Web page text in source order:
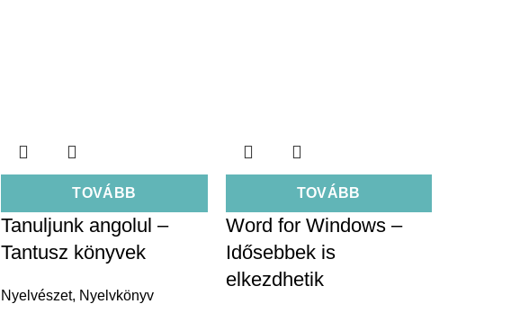
TOVÁBB
Tanuljunk angolul –
Tantusz könyvek
Nyelvészet, Nyelvkönyv
TOVÁBB
Word for Windows –
Idősebbek is
elkezdhetik